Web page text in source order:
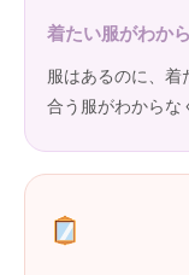
着たい服がわか
服はあるのに、着
合う服がわからな